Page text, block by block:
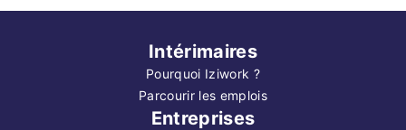
Intérimaires
Pourquoi Iziwork ?
Parcourir les emplois
Entreprises